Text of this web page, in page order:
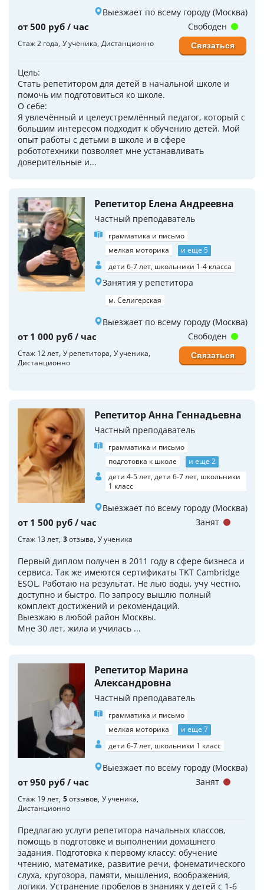
Выезжает по всему городу (Москва)
от 500 руб / час
Стаж 2 года У ученика Дистанционно
Цель:
Стать репетитором для детей в начальной школе и
помочь им подготовиться ко школе.
О себе:
Я увлечённый и целеустремлённый педагог, который с
большим интересом подходит к обучению детей. Мой
опыт работы с детьми в школе и в сфере
робототехники позволяет мне устанавливать
доверительные и...
Свободен
Связаться
Репетитор Елена Андреевна
Частный преподаватель
грамматика и письмо
мелкая моторика
и еще 5
дети 6-7 лет, школьники 1-4 класса
Занятия у репетитора
м. Селигерская
Выезжает по всему городу (Москва)
от 1 000 руб / час
Стаж 12 лет У репетитора У ученика
Дистанционно
Свободен
Связаться
Репетитор Анна Геннадьевна
Частный преподаватель
грамматика и письмо
подготовка к школе
и еще 2
дети 4-5 лет, дети 6-7 лет, школьники
1 класс
Выезжает по всему городу (Москва)
от 1 500 руб / час
Стаж 13 лет 3отзыва У ученика
Первый диплом получен в 2011 году в сфере бизнеса и
сервиса. Так же имеются сертификаты TKT Cambridge
ESOL. Работаю на результат. Не лью воды, учу честно,
доступно и быстро. По запросу вышлю полный
комплект достижений и рекомендаций.
Выезжаю в любой район Москвы.
Мне 30 лет, жила и училась ...
Занят
Репетитор Марина
Александровна
Частный преподаватель
грамматика и письмо
мелкая моторика
и еще 7
дети 6-7 лет, школьники 1 класс
Выезжает по всему городу (Москва)
от 950 руб / час
Стаж 19 лет 5отзывов У ученика
Дистанционно
Предлагаю услуги репетитора начальных классов,
помощь в подготовке и выполнении домашнего
задания. Подготовка к первому классу: обучение
чтению, математике, развитие речи, фонематического
слуха, кругозора, памяти, мышления, воображения,
логики. Устранение пробелов в знаниях у детей с 1-6
Занят